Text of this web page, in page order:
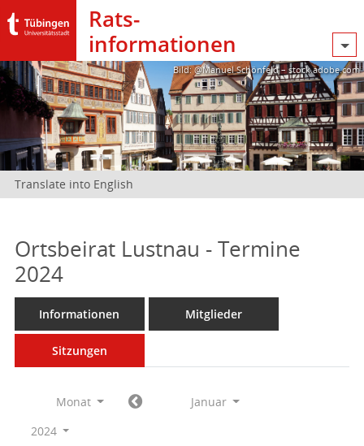
Rats­
informationen
Bild: @Manuel Schönfeld – stock.adobe.com
Translate into English
Ortsbeirat Lustnau - Termine
2024
Informationen Mitglieder
Sitzungen
Monat
Januar
2024